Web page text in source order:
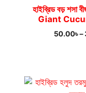
হাইব্রিড বড়
Giant
50.00৳–